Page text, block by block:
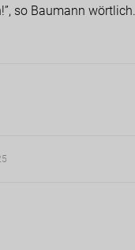
so Baumann wörtlich.